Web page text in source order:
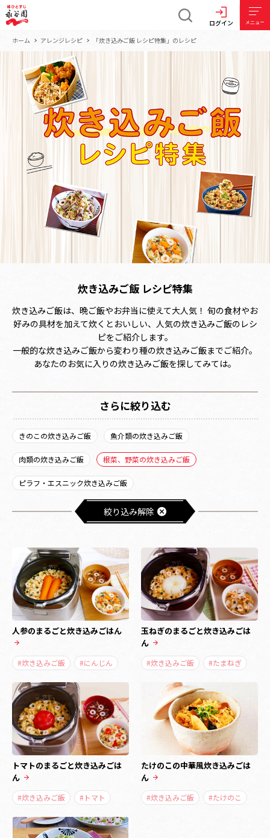
ログイン メニュー
ホーム アレンジレシピ 「炊き込みご飯 レシピ特集」のレシピ
炊き込みご飯 レシピ特集
炊き込みご飯は、晩ご飯やお弁当に使えて大人気！ 旬の食材やお
好みの具材を加えて炊くとおいしい、人気の炊き込みご飯のレシ
ピをご紹介します。
一般的な炊き込みご飯から変わり種の炊き込みご飯までご紹介。
あなたのお気に入りの炊き込みご飯を探してみては。
さらに絞り込む
きのこの炊き込みご飯 魚介類の炊き込みご飯
肉類の炊き込みご飯 根菜、野菜の炊き込みご飯
ピラフ・エスニック炊き込みご飯
絞り込み解除
人参のまるごと炊き込みごはん
#炊き込みご飯 #にんじん
玉ねぎのまるごと炊き込みごは
ん
#炊き込みご飯 #たまねぎ
トマトのまるごと炊き込みごは
ん
#炊き込みご飯 #トマト
たけのこの中華風炊き込みごは
ん
#炊き込みご飯 #たけのこ